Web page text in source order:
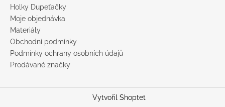
Holky Dupeťačky
Moje objednávka
Materiály
Obchodní podmínky
Podmínky ochrany osobních údajů
Prodávané značky
Vytvořil Shoptet